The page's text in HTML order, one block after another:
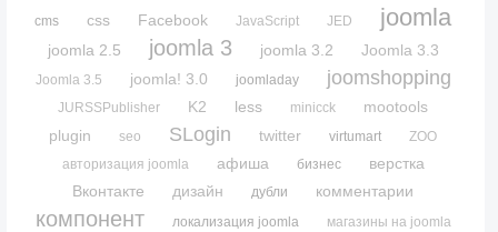
cms css Facebook JavaScript JED joomla
joomla 2.5 joomla 3 joomla 3.2 Joomla 3.3
Joomla 3.5 joomla! 3.0 joomladay joomshopping
JURSSPublisher K2 less minicck
mootools
plugin
seo SLogin twitter virtumart
ZOO
авторизация joomla
афиша бизнес
верстка
Вконтакте
дизайн дубли комментарии
компонент локализация joomla магазины на joomla